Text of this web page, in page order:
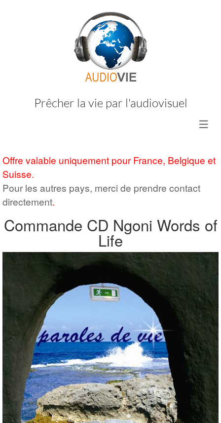
Prêcher la vie par l'audiovisuel
Offre valable uniquement pour France, Belgique et
Suisse.
Pour les autres pays, merci de prendre contact
directement.
Commande CD Ngoni Words of
Life